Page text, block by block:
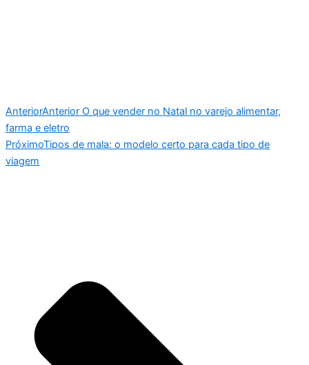
AnteriorAnterior O que vender no Natal no varejo alimentar,
farma e eletro
PróximoTipos de mala: o modelo certo para cada tipo de
viagem